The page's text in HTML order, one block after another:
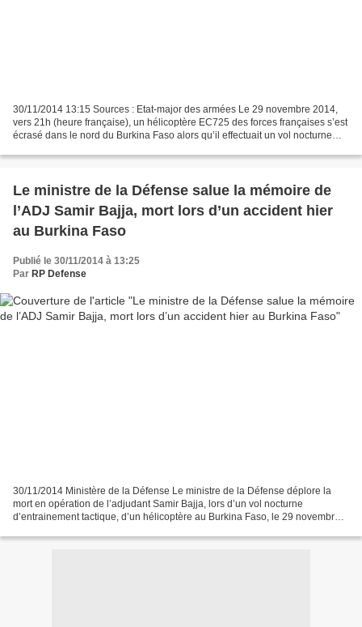
30/11/2014 13:15 Sources : Etat-major des armées Le 29 novembre 2014,
vers 21h (heure française), un hélicoptère EC725 des forces françaises s’est
écrasé dans le nord du Burkina Faso alors qu’il effectuait un vol nocturne
Le ministre de la Défense salue la mémoire de
l’ADJ Samir Bajja, mort lors d’un accident hier
au Burkina Faso
Publié le 30/11/2014 à 13:25
Par RP Defense
30/11/2014 Ministère de la Défense Le ministre de la Défense déplore la
mort en opération de l’adjudant Samir Bajja, lors d’un vol nocturne
d’entrainement tactique, d’un hélicoptère au Burkina Faso, le 29 novembre